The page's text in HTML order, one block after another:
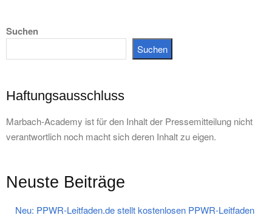
Suchen
Suchen
Haftungsausschluss
Marbach-Academy ist für den Inhalt der Pressemitteilung nicht
verantwortlich noch macht sich deren Inhalt zu eigen.
Neuste Beiträge
Neu: PPWR-Leitfaden.de stellt kostenlosen PPWR-Leitfaden